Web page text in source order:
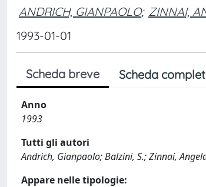
ANDRICH, GIANPAOLO; ZINNAI,
1993-01-01
Scheda breve Scheda
Anno
1993
Tutti gli autori
Andrich, Gianpaolo; Balzini, S.; Zinnai,
Appare nelle tipologie: